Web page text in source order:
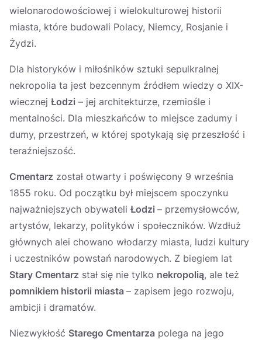
wielonarodowościowej i wielokulturowej historii
miasta, które budowali Polacy, Niemcy, Rosjanie i
Żydzi.
Dla historyków i miłośników sztuki sepulkralnej
nekropolia ta jest bezcennym źródłem wiedzy o XIX-
wiecznej Łodzi – jej architekturze, rzemiośle i
mentalności. Dla mieszkańców to miejsce zadumy i
dumy, przestrzeń, w której spotykają się przeszłość i
teraźniejszość.
Cmentarz został otwarty i poświęcony 9 września
1855 roku. Od początku był miejscem spoczynku
najważniejszych obywateli Łodzi – przemysłowców,
artystów, lekarzy, polityków i społeczników. Wzdłuż
głównych alei chowano włodarzy miasta, ludzi kultury
i uczestników powstań narodowych. Z biegiem lat
Stary Cmentarz stał się nie tylko nekropolią, ale też
pomnikiem historii miasta – zapisem jego rozwoju,
ambicji i dramatów.
Niezwykłość Starego Cmentarza polega na jego